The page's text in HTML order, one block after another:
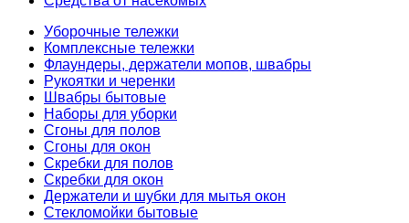
Уборочные тележки
Комплексные тележки
Флаундеры, держатели мопов, швабры
Рукоятки и черенки
Швабры бытовые
Наборы для уборки
Сгоны для полов
Сгоны для окон
Скребки для полов
Скребки для окон
Держатели и шубки для мытья окон
Стекломойки бытовые